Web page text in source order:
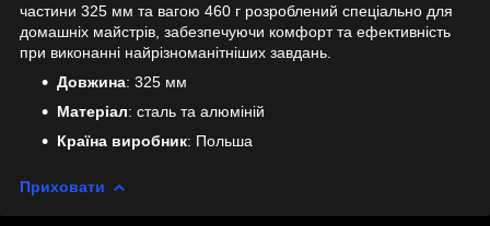
частини 325 мм та вагою 460 г розроблений спеціально для
домашніх майстрів, забезпечуючи комфорт та ефективність
при виконанні найрізноманітніших завдань.
Довжина: 325 мм
Матеріал: сталь та алюміній
Країна виробник: Польша
Приховати